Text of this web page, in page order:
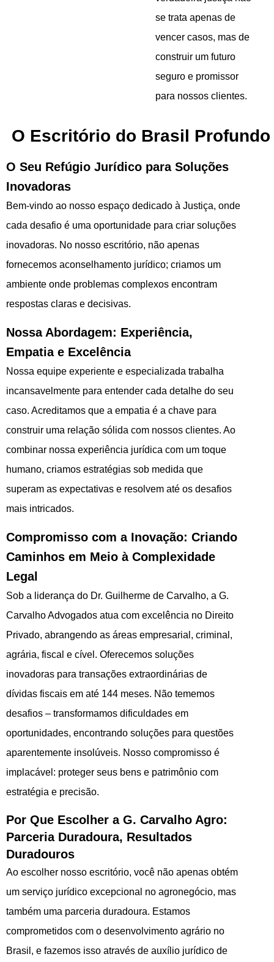
se trata apenas de
vencer casos, mas de
construir um futuro
seguro e promissor
para nossos clientes.
O Escritório do Brasil Profundo
O Seu Refúgio Jurídico para Soluções
Inovadoras
Bem-vindo ao nosso espaço dedicado à Justiça, onde
cada desafio é uma oportunidade para criar soluções
inovadoras. No nosso escritório, não apenas
fornecemos aconselhamento jurídico; criamos um
ambiente onde problemas complexos encontram
respostas claras e decisivas.
Nossa Abordagem: Experiência,
Empatia e Excelência
Nossa equipe experiente e especializada trabalha
incansavelmente para entender cada detalhe do seu
caso. Acreditamos que a empatia é a chave para
construir uma relação sólida com nossos clientes. Ao
combinar nossa experiência jurídica com um toque
humano, criamos estratégias sob medida que
superam as expectativas e resolvem até os desafios
mais intricados.
Compromisso com a Inovação: Criando
Caminhos em Meio à Complexidade
Legal
Sob a liderança do Dr. Guilherme de Carvalho, a G.
Carvalho Advogados atua com excelência no Direito
Privado, abrangendo as áreas empresarial, criminal,
agrária, fiscal e cível. Oferecemos soluções
inovadoras para transações extraordinárias de
dívidas fiscais em até 144 meses. Não tememos
desafios – transformamos dificuldades em
oportunidades, encontrando soluções para questões
aparentemente insolúveis. Nosso compromisso é
implacável: proteger seus bens e patrimônio com
estratégia e precisão.
Por Que Escolher a G. Carvalho Agro:
Parceria Duradoura, Resultados
Duradouros
Ao escolher nosso escritório, você não apenas obtém
um serviço jurídico excepcional no agronegócio, mas
também uma parceria duradoura. Estamos
comprometidos com o desenvolvimento agrário no
Brasil, e fazemos isso através de auxílio jurídico de